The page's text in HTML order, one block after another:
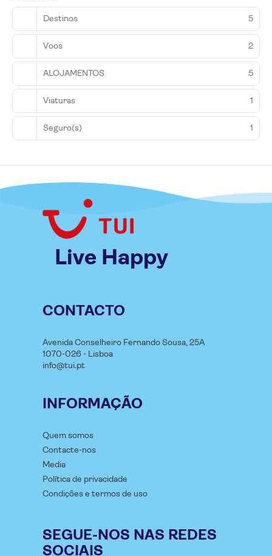
Destinos 5
Voos 2
ALOJAMENTOS 5
Viaturas 1
Seguro(s) 1
Live Happy
CONTACTO
Avenida Conselheiro Fernando Sousa, 25A
1070-026 - Lisboa
info@tui.pt
INFORMAÇÃO
Quem somos
Contacte-nos
Media
Política de privacidade
Condições e termos de uso
SEGUE-NOS NAS REDES
SOCIAIS